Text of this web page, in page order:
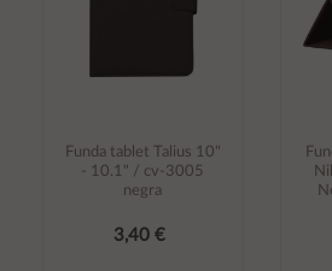
Funda tablet Talius 10"
- 10.1" / cv-3005
negra
3,40 €